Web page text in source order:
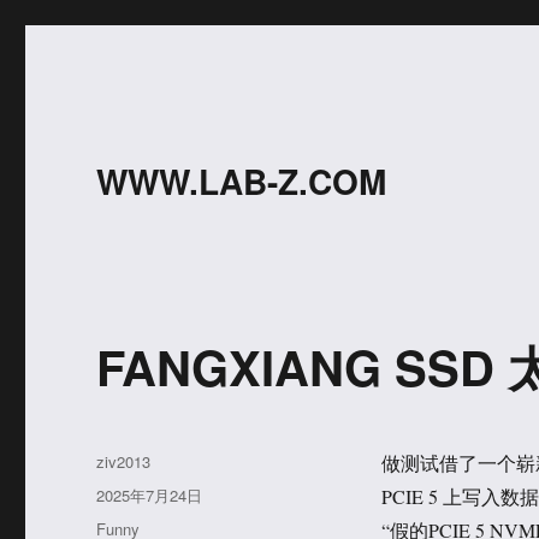
WWW.LAB-Z.COM
FANGXIANG SSD
做测试借了一个
PCIE 5 上写入数
“假的PCIE 5
作
者
ziv2013
发
布
2025年7月24日
分
Funny